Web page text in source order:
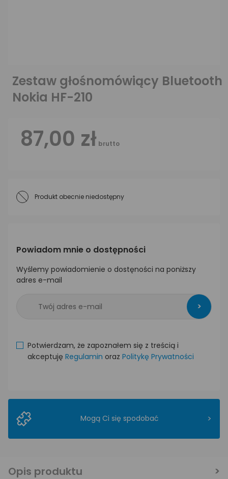
Zestaw głośnomówiący Bluetooth
Nokia HF-210
87,00 zł brutto
Produkt obecnie niedostępny
Powiadom mnie o dostępności
Wyślemy powiadomienie o dostęności na poniższy
adres e-mail
>
Potwierdzam, że zapoznałem się z treścią i
akceptuję Regulamin oraz Politykę Prywatności
Mogą Ci się spodobać >
Opis produktu